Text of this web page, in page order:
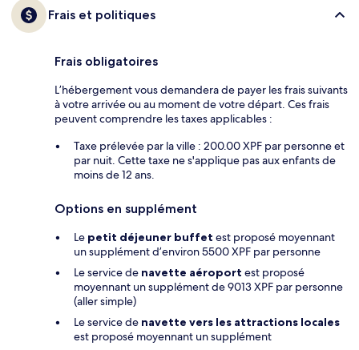
Frais et politiques
Frais obligatoires
L’hébergement vous demandera de payer les frais suivants
à votre arrivée ou au moment de votre départ. Ces frais
peuvent comprendre les taxes applicables :
Taxe prélevée par la ville : 200.00 XPF par personne et
par nuit. Cette taxe ne s'applique pas aux enfants de
moins de 12 ans.
Options en supplément
Le petit déjeuner buffet est proposé moyennant
un supplément d’environ 5500 XPF par personne
Le service de navette aéroport est proposé
moyennant un supplément de 9013 XPF par personne
(aller simple)
Le service de navette vers les attractions locales
est proposé moyennant un supplément